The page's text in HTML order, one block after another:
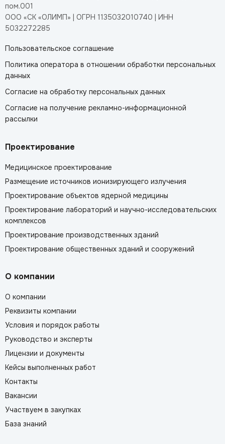
пом.001
ООО «СК «ОЛИМП» | ОГРН 1135032010740 | ИНН
5032272285
Пользовательское соглашение
Политика оператора в отношении обработки персональных
данных
Согласие на обработку персональных данных
Согласие на получение рекламно-информационной
рассылки
Проектирование
Медицинское проектирование
Размещение источников ионизирующего излучения
Проектирование объектов ядерной медицины
Проектирование лабораторий и научно-исследовательских
комплексов
Проектирование производственных зданий
Проектирование общественных зданий и сооружений
О компании
О компании
Реквизиты компании
Условия и порядок работы
Руководство и эксперты
Лицензии и документы
Кейсы выполненных работ
Контакты
Вакансии
Участвуем в закупках
База знаний